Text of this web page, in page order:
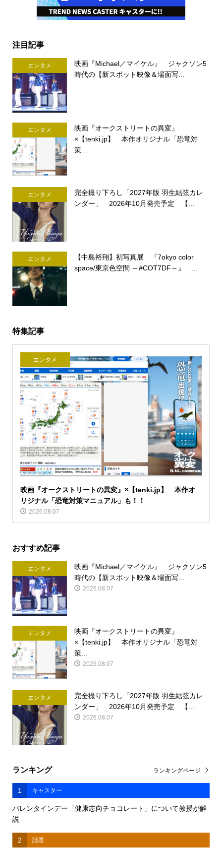
注目記事
エンタメ
映画『Michael／マイケル』 ジャクソン5
時代の【新スポット映像＆場面写...
エンタメ
映画『オークストリートの異変』
×【tenki.jp】 本作オリジナル「恐竜対
策...
エンタメ
完全撮り下ろし「2027年版 羽生結弦カレ
ンダー」 2026年10月発売予定 【...
エンタメ
【中島裕翔】初写真展 『7okyo color
space/東京色空間 ～#COT7DF～』 ...
特集記事
エンタメ
映画『オークストリートの異変』×【tenki.jp】 本作オ
リジナル「恐竜対策マニュアル」も！！
2026.08.07
おすすめ記事
エンタメ
映画『Michael／マイケル』 ジャクソン5
時代の【新スポット映像＆場面写...
2026.08.07
エンタメ
映画『オークストリートの異変』
×【tenki.jp】 本作オリジナル「恐竜対
策...
2026.08.07
エンタメ
完全撮り下ろし「2027年版 羽生結弦カレ
ンダー」 2026年10月発売予定 【...
2026.08.07
ランキング
1 キャスター
バレンタインデー「健康志向チョコレート」について教授が解
説
2 話題
ランキングページ